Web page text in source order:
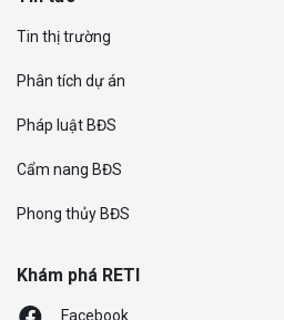
Tin thị trường
Phân tích dự án
Pháp luật BĐS
Cẩm nang BĐS
Phong thủy BĐS
Khám phá RETI
Facebook